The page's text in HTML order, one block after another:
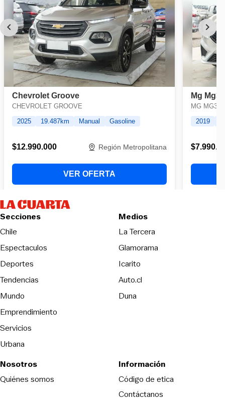
Secciones
Chile
Espectaculos
Deportes
Tendencias
Mundo
Emprendimiento
Servicios
Urbana
Medios
La TerceraOpens in new
Glamorama
Icarito
Auto.cl
DunaOpens in new window
Nosotros
Quiénes somos
Información
Código de eticaOpens in new
Contáctanos